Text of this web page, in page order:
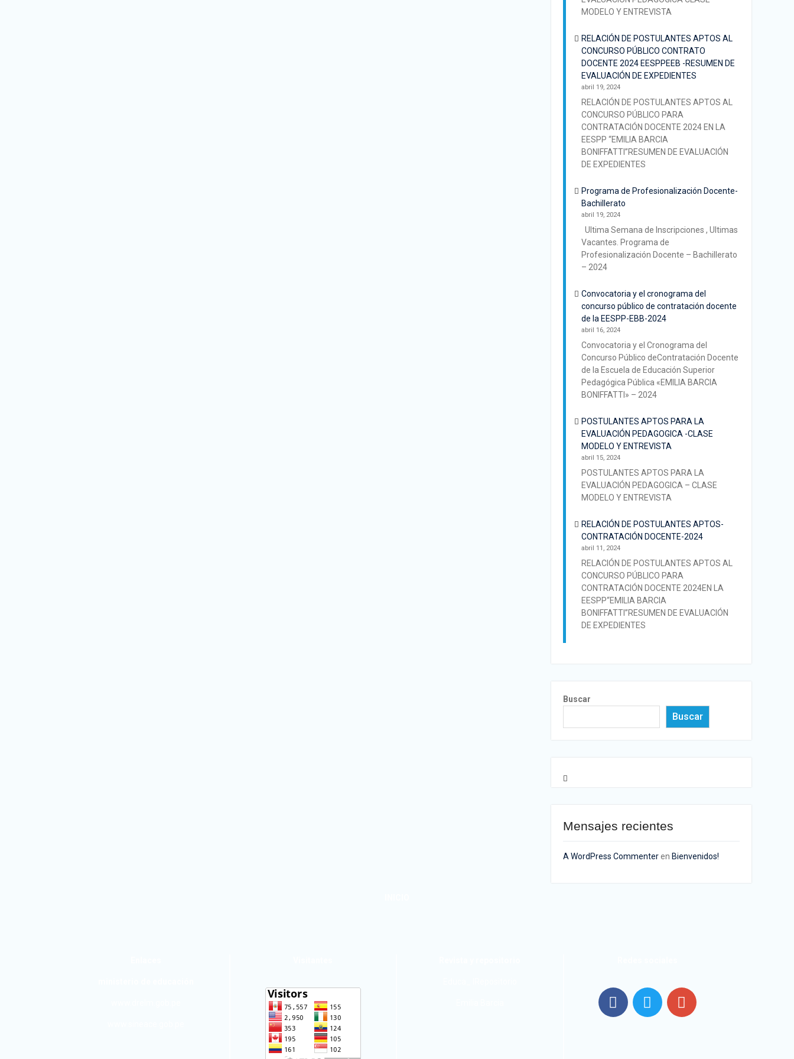
MODELO Y ENTREVISTA
RELACIÓN DE POSTULANTES APTOS AL
CONCURSO PÚBLICO CONTRATO
DOCENTE 2024 EESPPEEB -RESUMEN DE
EVALUACIÓN DE EXPEDIENTES
abril 19, 2024
RELACIÓN DE POSTULANTES APTOS AL
CONCURSO PÚBLICO PARA
CONTRATACIÓN DOCENTE 2024 EN LA
EESPP “EMILIA BARCIA
BONIFFATTI”RESUMEN DE EVALUACIÓN
DE EXPEDIENTES
Programa de Profesionalización Docente-
Bachillerato
abril 19, 2024
Ultima Semana de Inscripciones , Ultimas
Vacantes. Programa de
Profesionalización Docente – Bachillerato
– 2024
Convocatoria y el cronograma del
concurso público de contratación docente
de la EESPP-EBB-2024
abril 16, 2024
Convocatoria y el Cronograma del
Concurso Público deContratación Docente
de la Escuela de Educación Superior
Pedagógica Pública «EMILIA BARCIA
BONIFFATTI» – 2024
POSTULANTES APTOS PARA LA
EVALUACIÓN PEDAGOGICA -CLASE
MODELO Y ENTREVISTA
abril 15, 2024
POSTULANTES APTOS PARA LA
EVALUACIÓN PEDAGOGICA – CLASE
MODELO Y ENTREVISTA
RELACIÓN DE POSTULANTES APTOS-
CONTRATACIÓN DOCENTE-2024
abril 11, 2024
RELACIÓN DE POSTULANTES APTOS AL
CONCURSO PÚBLICO PARA
CONTRATACIÓN DOCENTE 2024EN LA
EESPP“EMILIA BARCIA
BONIFFATTI”RESUMEN DE EVALUACIÓN
DE EXPEDIENTES
Buscar
Buscar
Mensajes recientes
A WordPress Commenteren Bienvenidos!